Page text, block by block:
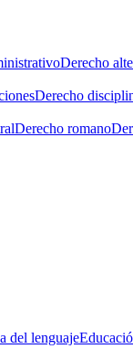
Derecho
Derecho
Derecho romano
del lenguaje